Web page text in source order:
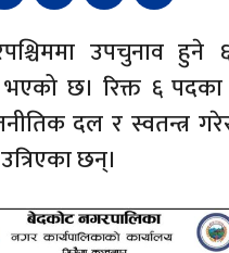
उपचुनाव हुने
भएको छ। रिक्त ६
दल र स्वतन्त्र
छन्।